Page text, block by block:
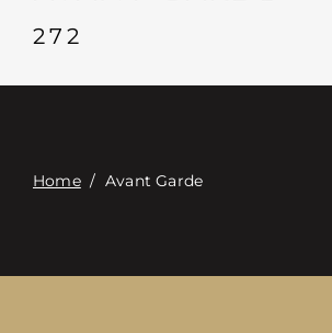
Связаться с
272
Home/ Avant Garde